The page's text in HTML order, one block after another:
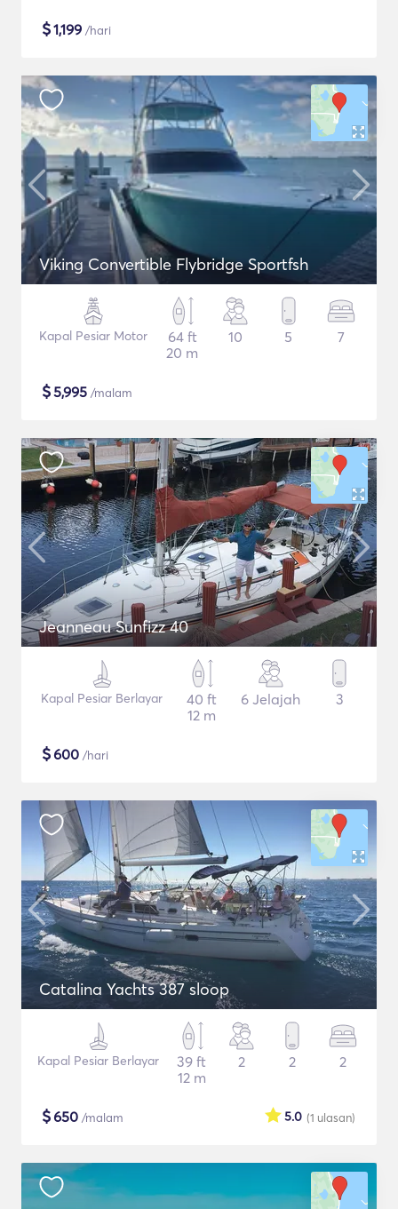
$1,199 /hari
Viking Convertible Flybridge Sportfsh
Kapal Pesiar Motor
64 ft
20 m
10 5 7
$5,995 /malam
Jeanneau Sunfizz 40
Kapal Pesiar Berlayar
40 ft
12 m
6 Jelajah 3
$600 /hari
Catalina Yachts 387 sloop
Kapal Pesiar Berlayar
39 ft
12 m
2 2 2
$650 /malam (1 ulasan)
5.0